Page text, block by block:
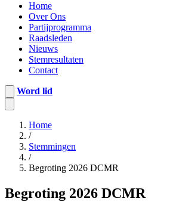
Home
Over Ons
Partijprogramma
Raadsleden
Nieuws
Stemresultaten
Contact
Word lid
Home
/
Stemmingen
/
Begroting 2026 DCMR
Begroting 2026 DCMR